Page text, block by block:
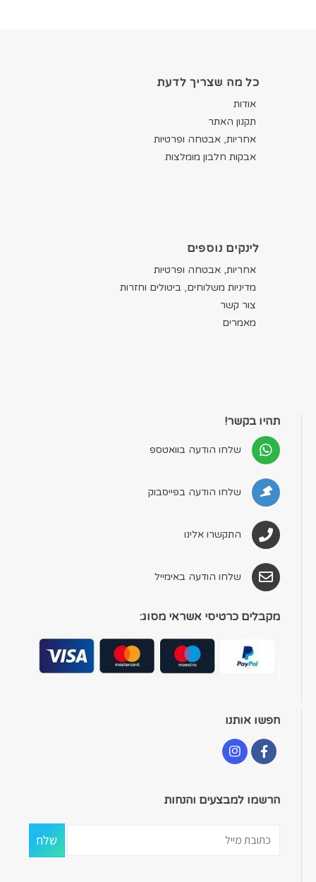
כל מה שצריך לדעת
אודות
תקנון האתר
אחריות, אבטחה ופרטיות
אבקות חלבון מומלצות
לינקים נוספים
אחריות, אבטחה ופרטיות
מדיניות משלוחים, ביטולים וחזרות
צור קשר
מאמרים
תהיו בקשר!
שלחו הודעה בוואטספ
שלחו הודעה בפייסבוק
התקשרו אלינו
שלחו הודעה באימייל
מקבלים כרטיסי אשראי מסוג:
חפשו אותנו
הרשמו למבצעים והנחות